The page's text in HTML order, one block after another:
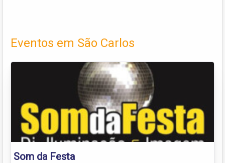
Eventos em São Carlos
Som da Festa